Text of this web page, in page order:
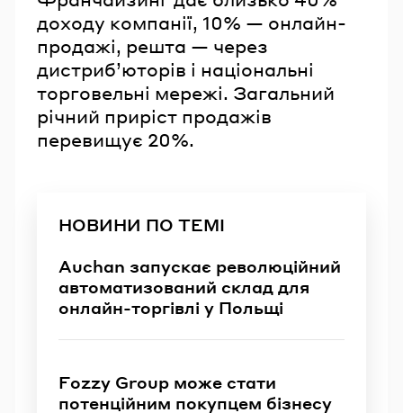
доходу компанії, 10% — онлайн-
продажі, решта — через
дистриб’юторів і національні
торговельні мережі. Загальний
річний приріст продажів
перевищує 20%.
НОВИНИ ПО ТЕМІ
Auchan запускає революційний
автоматизований склад для
онлайн-торгівлі у Польщі
Fozzy Group може стати
потенційним покупцем бізнесу